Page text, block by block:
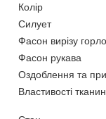
Колір
Силует
Фасон вирізу
Фасон рукава
Оздоблення та
Властивості